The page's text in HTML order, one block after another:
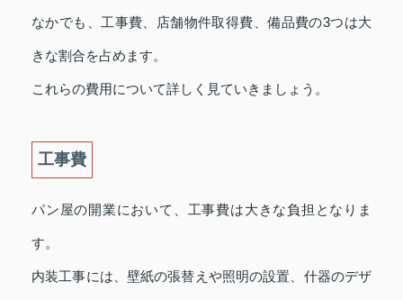
なかでも、工事費、店舗物件取得費、備品費の3つは大
きな割合を占めます。
これらの費用について詳しく見ていきましょう。
工事費
パン屋の開業において、工事費は大きな負担となりま
す。
内装工事には、壁紙の張替えや照明の設置、什器のデザ